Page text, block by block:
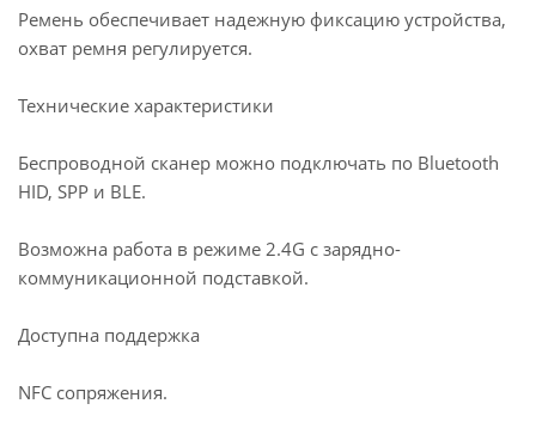
Ремень обеспечивает надежную фиксацию устройства,
охват ремня регулируется.
Технические характеристики
Беспроводной сканер можно подключать по Bluetooth
HID, SPP и BLE.
Возможна работа в режиме 2.4G с зарядно-
коммуникационной подставкой.
Доступна поддержка
NFC сопряжения.